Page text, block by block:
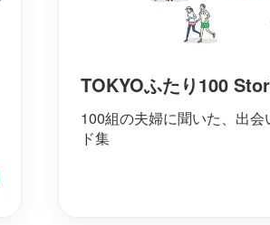
TOKYOふたり100
100組の夫婦に聞いた、出
ド集